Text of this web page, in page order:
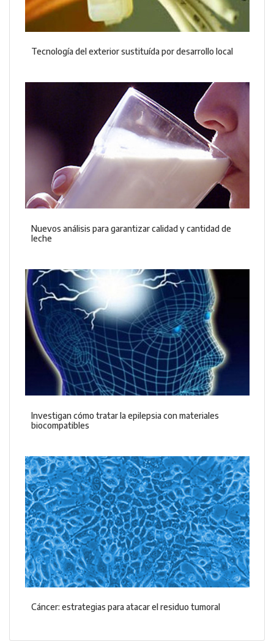
Tecnología del exterior sustituída por desarrollo local
Nuevos análisis para garantizar calidad y cantidad de
leche
Investigan cómo tratar la epilepsia con materiales
biocompatibles
Cáncer: estrategias para atacar el residuo tumoral